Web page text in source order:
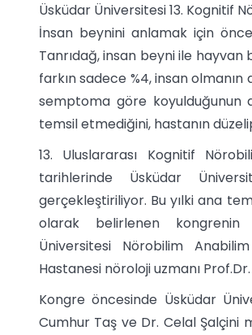
Üsküdar Üniversitesi 13. Kognitif
İnsan beynini anlamak için
Tanrıdağ, insan beyni ile
farkın sadece %4, insan
semptoma göre koyulduğunun
temsil etmediğini, hastanın
13. Uluslararası Kognitif
tarihlerinde Üsküdar
gerçekleştiriliyor. Bu yılki ana
olarak belirlenen kongrenin
Üniversitesi Nörobilim
Hastanesi nöroloji uzmanı
Kongre öncesinde Üsküdar
Cumhur Taş ve Dr. Celal Şalçini